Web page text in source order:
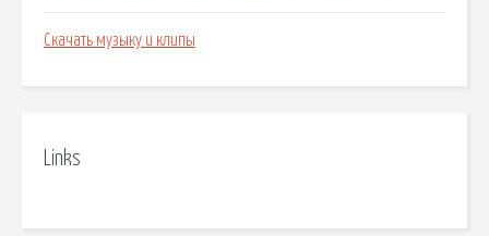
Скачать музыку и клипы
Links